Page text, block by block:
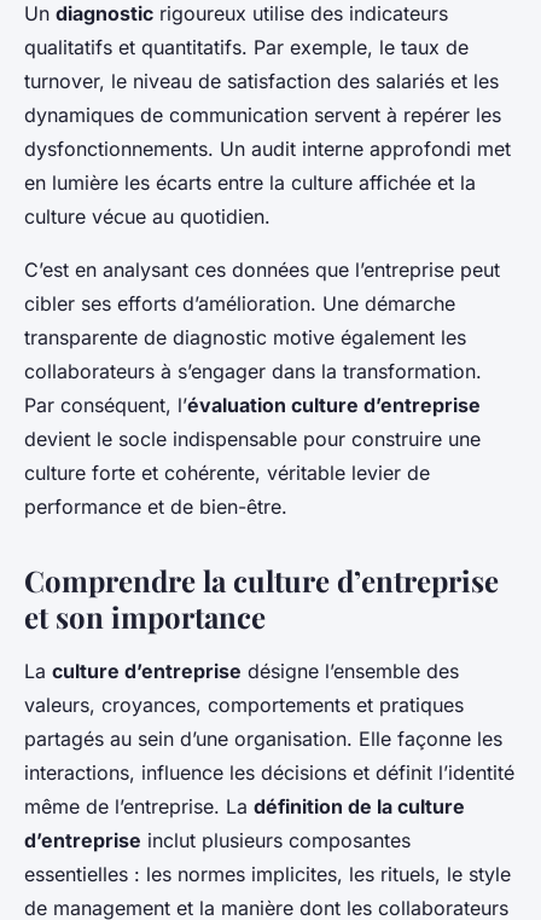
Un diagnostic rigoureux utilise des indicateurs
qualitatifs et quantitatifs. Par exemple, le taux de
turnover, le niveau de satisfaction des salariés et les
dynamiques de communication servent à repérer les
dysfonctionnements. Un audit interne approfondi met
en lumière les écarts entre la culture affichée et la
culture vécue au quotidien.
C’est en analysant ces données que l’entreprise peut
cibler ses efforts d’amélioration. Une démarche
transparente de diagnostic motive également les
collaborateurs à s’engager dans la transformation.
Par conséquent, l’évaluation culture d’entreprise
devient le socle indispensable pour construire une
culture forte et cohérente, véritable levier de
performance et de bien-être.
Comprendre la culture d’entreprise
et son importance
La culture d’entreprise désigne l’ensemble des
valeurs, croyances, comportements et pratiques
partagés au sein d’une organisation. Elle façonne les
interactions, influence les décisions et définit l’identité
même de l’entreprise. La définition de la culture
d’entreprise inclut plusieurs composantes
essentielles : les normes implicites, les rituels, le style
de management et la manière dont les collaborateurs